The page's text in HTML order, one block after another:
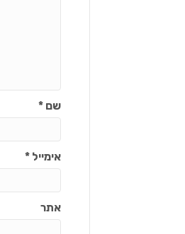
שם*
אימייל*
אתר